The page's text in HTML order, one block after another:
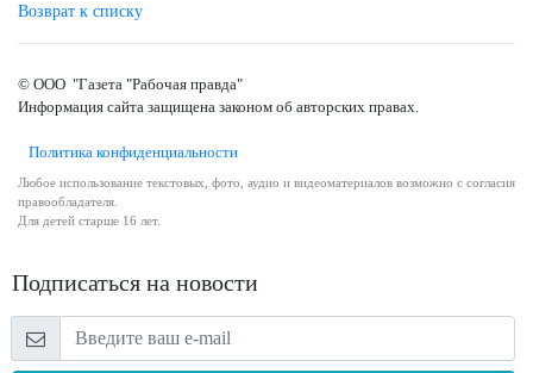
Возврат к списку
© ООО "Газета "Рабочая правда"
Информация сайта защищена законом об авторских правах.
Политика конфиденциальности
Любое использование текстовых, фото, аудио и видеоматериалов возможно с согласия
правообладателя.
Для детей старше 16 лет.
Подписаться на новости